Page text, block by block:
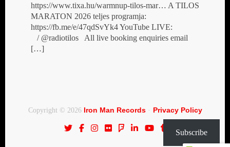
https://www.tixa.hu/warmnup-tilos-mar… A TILOS
MARATON 2026 teljes programja:
https://fb.me/e/47qdSvYk4 YouTube LIVE:
/ @radiotilos All live booking enquiries email
[…]
Copyright © 2026 Iron Man Records· Privacy Policy
Subscribe